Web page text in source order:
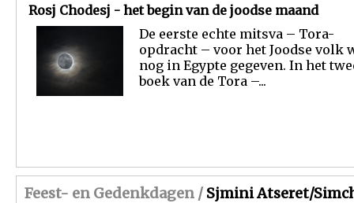
Rosj Chodesj - het begin van de joodse maand
De eerste echte mitsva – Tora-
opdracht – voor het Joodse volk
nog in Egypte gegeven. In het
boek van de Tora –...
Feest- en Gedenkdagen / Sjmini Atseret/